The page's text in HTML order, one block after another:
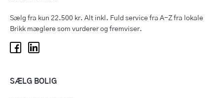
Sælg fra kun 22.500 kr. Alt inkl. Fuld service fra A-Z fra lokale
Brikk mæglere som vurderer og fremviser.
SÆLG BOLIG